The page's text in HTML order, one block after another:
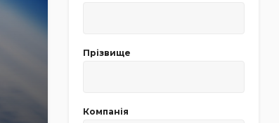
Прізвище
Компанія